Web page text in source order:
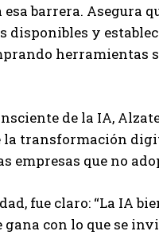
barrera. Asegura
disponibles y
herramientas
de la IA,
la transformación
empresas que no
fue claro: “La IA
gana con lo que se